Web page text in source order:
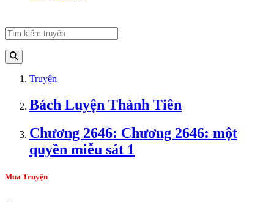
Truyện
Bách Luyện Thành Tiên
Chương 2646: Chương 2646: một
quyền miễu sát 1
Mua Truyện